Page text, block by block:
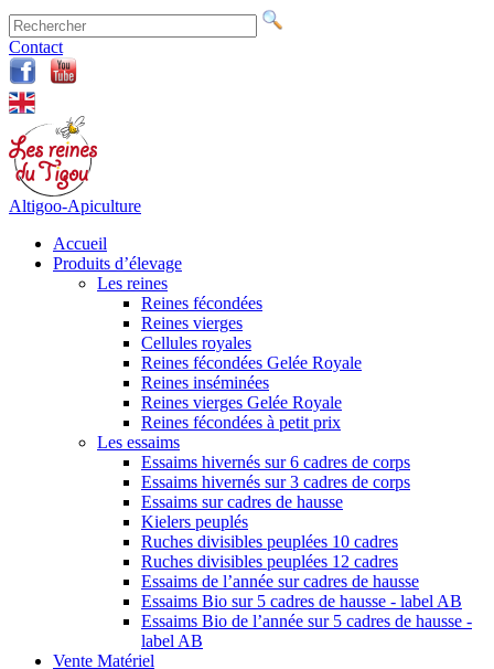
Contact
Altigoo-Apiculture
Accueil
Produits d’élevage
Les reines
Reines fécondées
Reines vierges
Cellules royales
Reines fécondées Gelée Royale
Reines inséminées
Reines vierges Gelée Royale
Reines fécondées à petit prix
Les essaims
Essaims hivernés sur 6 cadres de corps
Essaims hivernés sur 3 cadres de corps
Essaims sur cadres de hausse
Kielers peuplés
Ruches divisibles peuplées 10 cadres
Ruches divisibles peuplées 12 cadres
Essaims de l’année sur cadres de hausse
Essaims Bio sur 5 cadres de hausse - label AB
Essaims Bio de l’année sur 5 cadres de hausse -
label AB
Vente Matériel